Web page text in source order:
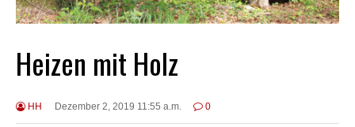
Heizen mit Holz
HH Dezember 2, 2019 11:55 a.m. 0